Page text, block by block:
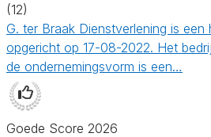
(12)
G. ter Braak Dienstverlening is
opgericht op 17-08-2022. Het
de ondernemingsvorm is een…
Goede Score 2026